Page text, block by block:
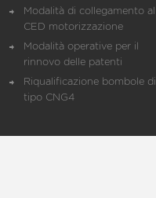
Modalità di collegamento al
CED motorizzazione
Modalità operative per il
rinnovo delle patenti
Riqualificazione bombole di
tipo CNG4